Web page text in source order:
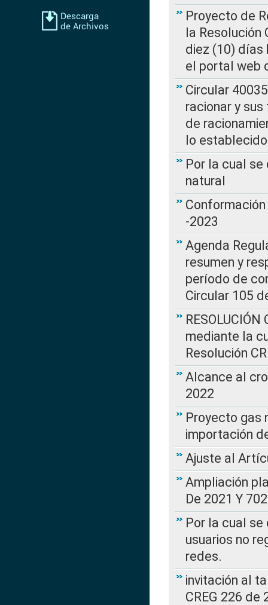
Proyecto de
la Resolución
diez (10) días
el portal web
Circular
racionar y
de
lo
Por la cual
natural
-2023
Agenda
resumen y
período de
Circular 105
mediante la
Resolución
Alcance al
2022
Proyecto gas
importación
Ajuste al
Ampliación
De 2021 Y
Por la cual
usuarios no
redes.
invitación al
CREG 226